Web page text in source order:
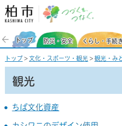
柏市 つづくを、
トップ 防災・安全 くらし・手続
トップ > 文化・スポーツ・観光 > 観光・み
観光
ちば文化資産